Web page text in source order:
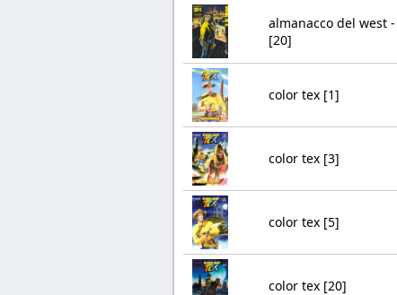
almanacco del west
[20]
color tex [1]
color tex [3]
color tex [5]
color tex [20]